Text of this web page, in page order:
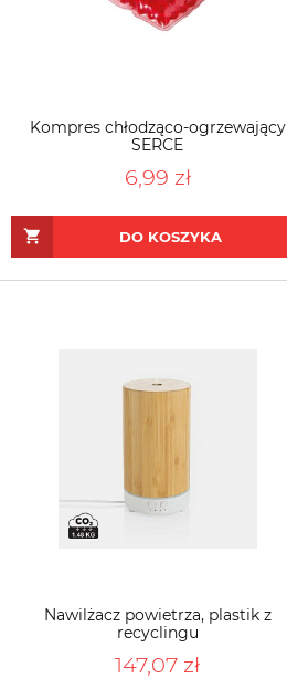
Kompres chłodząco-ogrzewający
SERCE
6,99 zł
DO KOSZYKA
Nawilżacz powietrza, plastik z
recyclingu
147,07 zł